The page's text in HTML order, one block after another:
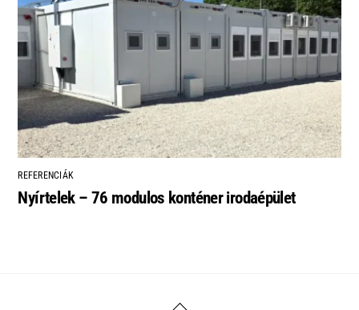
REFERENCIÁK
Nyírtelek – 76 modulos konténer irodaépület
Back